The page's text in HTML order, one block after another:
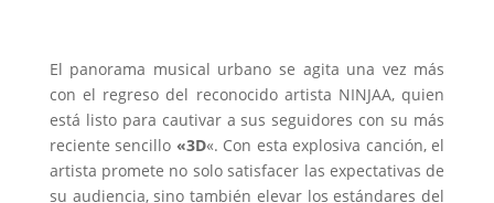
El panorama musical urbano se agita una vez más
con el regreso del reconocido artista NINJAA, quien
está listo para cautivar a sus seguidores con su más
reciente sencillo «3D«. Con esta explosiva canción, el
artista promete no solo satisfacer las expectativas de
su audiencia, sino también elevar los estándares del